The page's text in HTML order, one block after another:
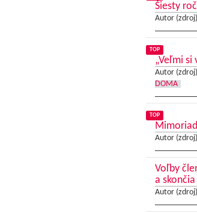
Šiesty
Autor
TOP
„Veľmi
Autor
DOMA
TOP
Autor
Voľby
a
Autor